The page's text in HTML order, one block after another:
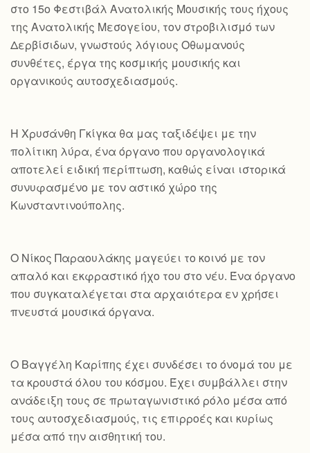
στο 15ο Φεστιβάλ Ανατολικής Μουσικής τους ήχους
της Ανατολικής Μεσογείου, τον στροβιλισμό των
Δερβίσιδων, γνωστούς λόγιους Οθωμανούς
συνθέτες, έργα της κοσμικής μουσικής και
οργανικούς αυτοσχεδιασμούς.
Η Χρυσάνθη Γκίγκα θα μας ταξιδέψει με την
πολίτικη λύρα, ένα όργανο που οργανολογικά
αποτελεί ειδική περίπτωση, καθώς είναι ιστορικά
συνυφασμένο με τον αστικό χώρο της
Κωνσταντινούπολης.
Ο Νίκος Παραουλάκης μαγεύει το κοινό με τον
απαλό και εκφραστικό ήχο του στο νέυ. Ένα όργανο
που συγκαταλέγεται στα αρχαιότερα εν χρήσει
πνευστά μουσικά όργανα.
Ο Βαγγέλη Καρίπης έχει συνδέσει το όνομά του με
τα κρουστά όλου του κόσμου. Έχει συμβάλλει στην
ανάδειξη τους σε πρωταγωνιστικό ρόλο μέσα από
τους αυτοσχεδιασμούς, τις επιρροές και κυρίως
μέσα από την αισθητική του.